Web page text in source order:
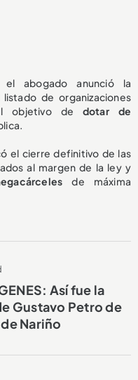
el abogado anunció la
de organizaciones
objetivo de dotar de
el cierre definitivo de las
al margen de la ley y
de máxima
Así fue la
Gustavo Petro de
Nariño